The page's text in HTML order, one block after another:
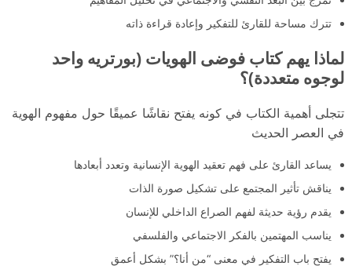
تترك مساحة للقارئ للتفكير وإعادة قراءة ذاته
لماذا يهم كتاب فوضى الهويات (بورتريه واحد
لوجوه متعددة)؟
تتجلى أهمية الكتاب في كونه يفتح نقاشًا عميقًا حول مفهوم الهوية
في العصر الحديث
يساعد القارئ على فهم تعقيد الهوية الإنسانية وتعدد أبعادها
يناقش تأثير المجتمع على تشكيل صورة الذات
يقدم رؤية حديثة لفهم الصراع الداخلي للإنسان
يناسب المهتمين بالفكر الاجتماعي والفلسفي
يفتح باب التفكير في معنى “من أنا؟” بشكل أعمق